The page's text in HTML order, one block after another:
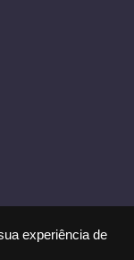
experiência de